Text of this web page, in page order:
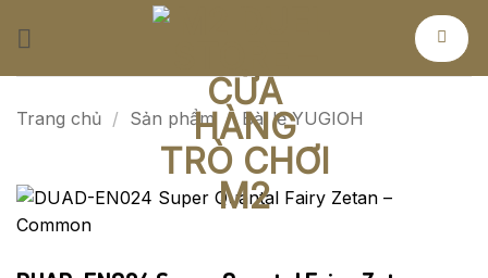
Trang chủ / Sản phẩm / Bài lẻ YUGIOH